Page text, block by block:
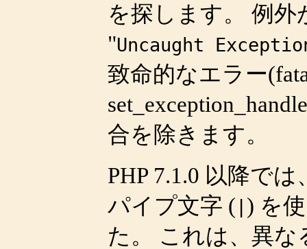
を探します。 例外
"Uncaught
致命的なエラー
合を除きます。
PHP 7.1.0 以降では
パイプ文字 ( ) を
た。 これは、異